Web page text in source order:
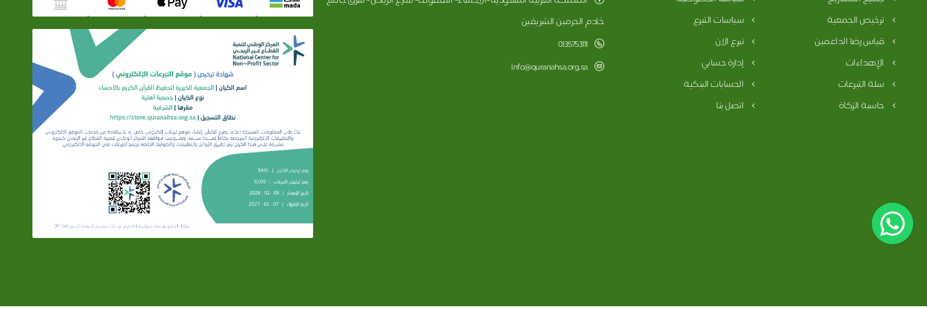
ترخيص الجمعية
سياسات التبرع
قياس رضا الداعمين
تبرع الان
الإهداءات
إدارة حسابي
سلة التبرعات
الحسابات البنكية
حاسبة الزكاة
اتصل بنا
خادم الحرمين الشريفين
0135753111
info@quranahsa.org.sa